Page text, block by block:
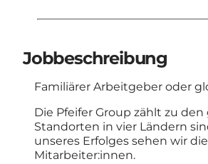
Jobbeschreibung
Familiärer Arbeitgeber oder
Die Pfeifer Group zählt zu
Standorten in vier Ländern
unseres Erfolges sehen wir
Mitarbeiter:innen.